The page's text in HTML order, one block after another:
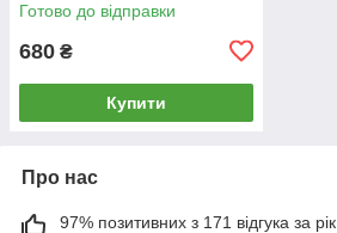
радіоуправлінні
Готово до відправки
680 ₴
Купити
Про нас
97% позитивних з 171 відгука за рік